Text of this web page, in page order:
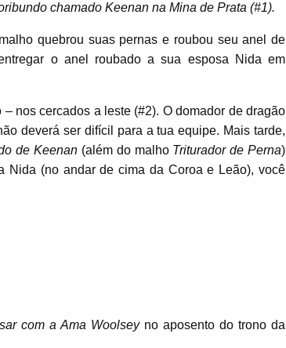
chamado Keenan na Mina de Prata (#1).
quebrou suas pernas e roubou seu anel de
o anel roubado a sua esposa Nida em
nos cercados a leste (#2). O domador de dragão
deverá ser difícil para a tua equipe. Mais tarde,
de Keenan (além do malho Triturador de Perna)
Nida (no andar de cima da Coroa e Leão), você
com a Ama Woolseyno aposento do trono da